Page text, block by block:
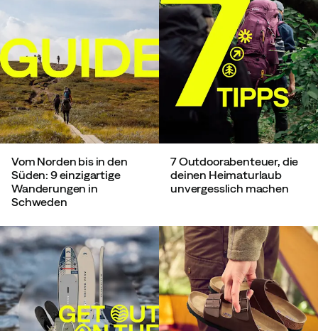
Vom Norden bis in den
Süden: 9 einzigartige
Wanderungen in
Schweden
7 Outdoorabenteuer, die
deinen Heimaturlaub
unvergesslich machen